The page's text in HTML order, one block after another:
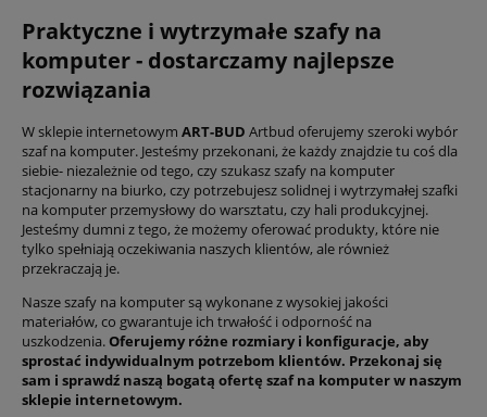
Praktyczne i wytrzymałe szafy na
komputer - dostarczamy najlepsze
rozwiązania
W sklepie internetowym ART-BUD Artbud oferujemy szeroki wybór
szaf na komputer. Jesteśmy przekonani, że każdy znajdzie tu coś dla
siebie- niezależnie od tego, czy szukasz szafy na komputer
stacjonarny na biurko, czy potrzebujesz solidnej i wytrzymałej szafki
na komputer przemysłowy do warsztatu, czy hali produkcyjnej.
Jesteśmy dumni z tego, że możemy oferować produkty, które nie
tylko spełniają oczekiwania naszych klientów, ale również
przekraczają je.
Nasze szafy na komputer są wykonane z wysokiej jakości
materiałów, co gwarantuje ich trwałość i odporność na
uszkodzenia.Oferujemy różne rozmiary i konfiguracje, aby
sprostać indywidualnym potrzebom klientów. Przekonaj się
sam i sprawdź naszą bogatą ofertę szaf na komputer w naszym
sklepie internetowym.